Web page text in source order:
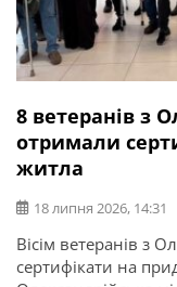
8 ветеранів з
отримали
житла
18 липня 2026, 14:31
Вісім ветеранів з
сертифікати на